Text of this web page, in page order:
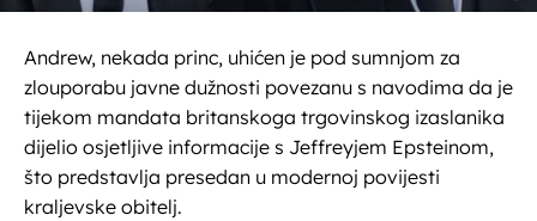
Andrew, nekada princ, uhićen je pod sumnjom za
zlouporabu javne dužnosti povezanu s navodima da je
tijekom mandata britanskoga trgovinskog izaslanika
dijelio osjetljive informacije s Jeffreyjem Epsteinom,
što predstavlja presedan u modernoj povijesti
kraljevske obitelj.